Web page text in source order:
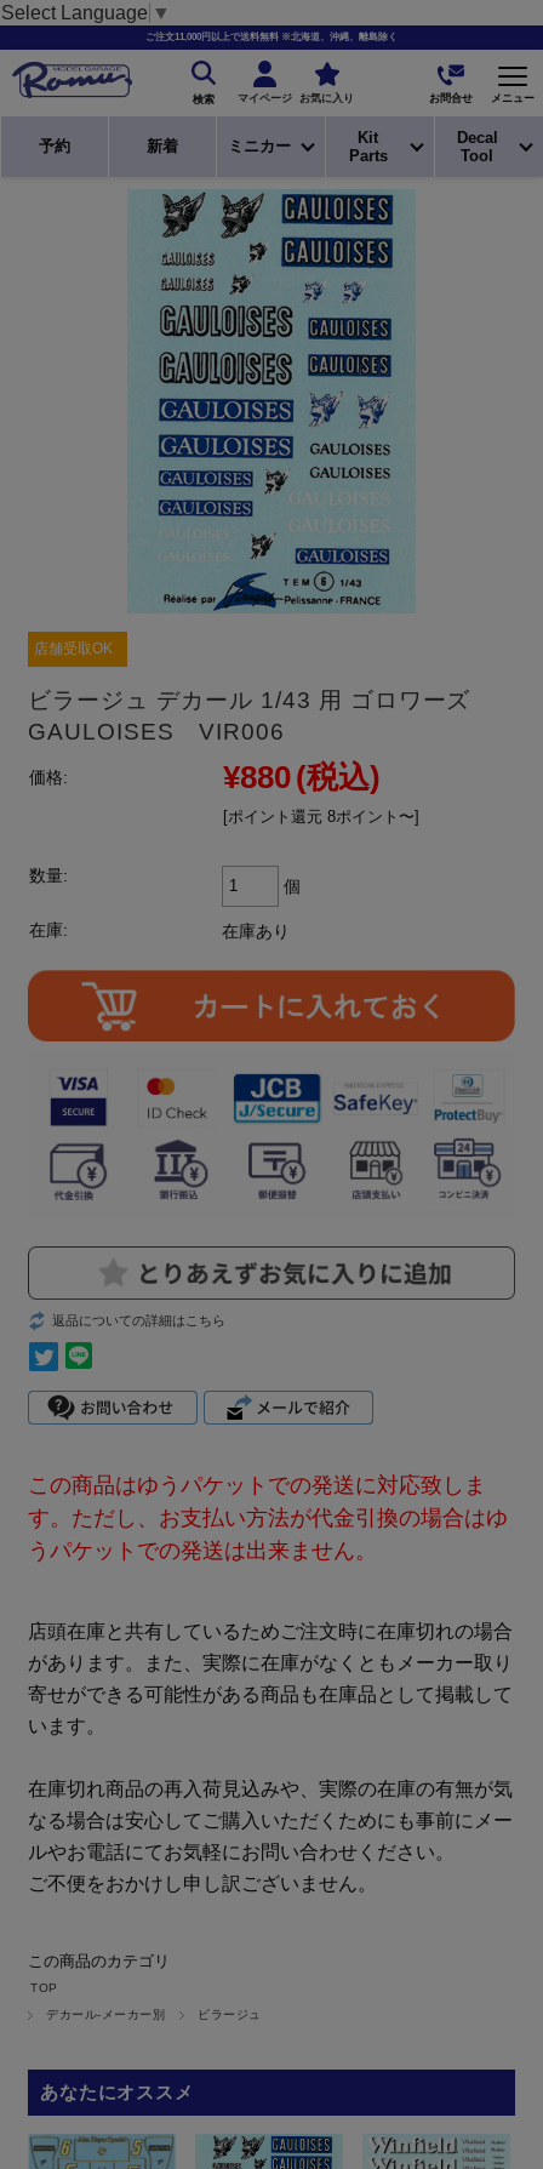
Select Language ▼
ご注文11,000円以上で送料無料 ※北海道、沖縄、離島除く
検索 マイページ お気に入り お問合せ メニュー
予約 新着 ミニカー
Kit
Parts
Decal
Tool
店舗受取OK
ビラージュ デカール 1/43 用 ゴロワーズ
GAULOISES VIR006
価格: ¥880(税込)
[ポイント還元 8ポイント〜]
数量:
個
在庫: 在庫あり
返品についての詳細はこちら
この商品はゆうパケットでの発送に対応致しま
す。ただし、お支払い方法が代金引換の場合はゆ
うパケットでの発送は出来ません。
店頭在庫と共有しているためご注文時に在庫切れの場合
があります。また、実際に在庫がなくともメーカー取り
寄せができる可能性がある商品も在庫品として掲載して
います。
在庫切れ商品の再入荷見込みや、実際の在庫の有無が気
なる場合は安心してご購入いただくためにも事前にメー
ルやお電話にてお気軽にお問い合わせください。
ご不便をおかけし申し訳ございません。
この商品のカテゴリ
TOP
デカール-メーカー別
ビラージュ
あなたにオススメ